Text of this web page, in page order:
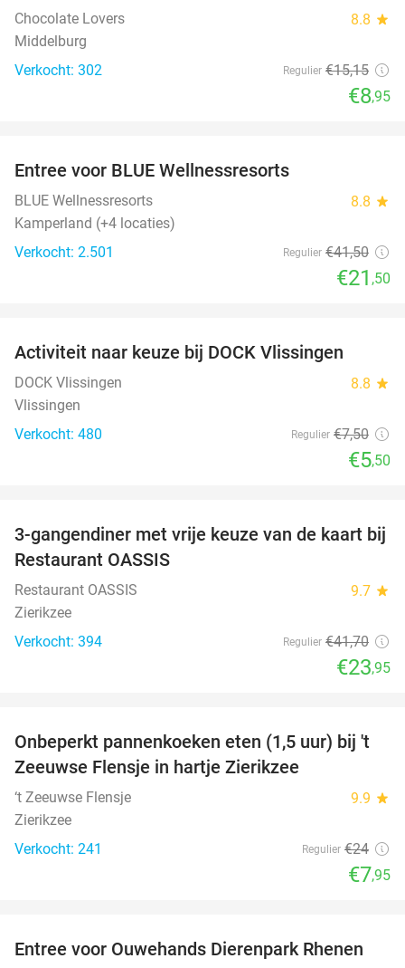
Chocolate Lovers 8.8 star
Middelburg
Verkocht: 302
Regulier €15,15
€8,95
Entree voor BLUE Wellnessresorts
BLUE Wellnessresorts 8.8 star
Kamperland (+4 locaties)
Verkocht: 2.501
Regulier €41,50
€21 ,50
Activiteit naar keuze bij DOCK Vlissingen
DOCK Vlissingen 8.8 star
Vlissingen
Verkocht: 480
Regulier €7,50
€5,50
43%
3-gangendiner met vrije keuze van de kaart bij
Restaurant OASSIS
Restaurant OASSIS 9.7 star
Zierikzee
Verkocht: 394
Regulier €41,70
€23,95
67%
Onbeperkt pannenkoeken eten (1,5 uur) bij 't
Zeeuwse Flensje in hartje Zierikzee
‘t Zeeuwse Flensje 9.9 star
Zierikzee
Verkocht: 241
Regulier €24
€7,95
19%
Entree voor Ouwehands Dierenpark Rhenen